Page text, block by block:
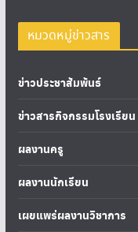
หมวดหมู่ข่าวสาร
ข่าวประชาสัมพันธ์
ข่าวสารกิจกรรมโรงเรียน
ผลงานครู
ผลงานนักเรียน
เผยแพร่ผลงานวิชาการ